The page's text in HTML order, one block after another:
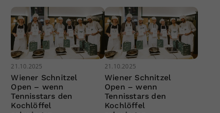
21.10.2025
Wiener Schnitzel
Open – wenn
Tennisstars den
Kochlöffel
21.10.2025
Wiener Schnitzel
Open – wenn
Tennisstars den
Kochlöffel